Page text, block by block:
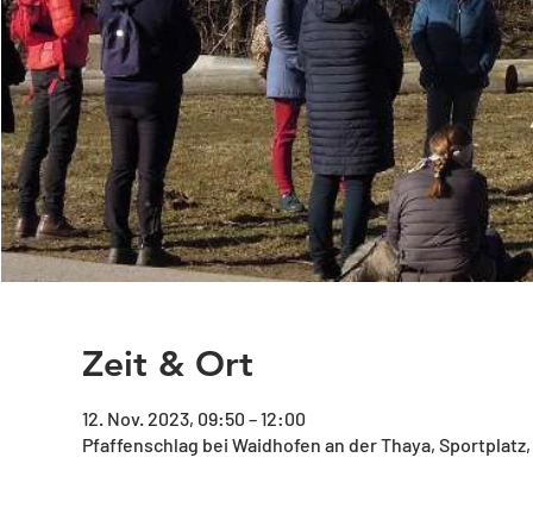
Zeit & Ort
12. Nov. 2023, 09:50 – 12:00
Pfaffenschlag bei Waidhofen an der Thaya,